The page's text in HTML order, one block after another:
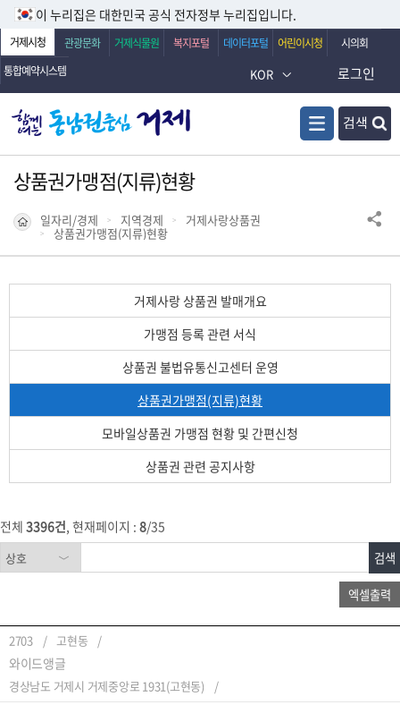
이 누리집은 대한민국 공식 전자정부 누리집입니다.
거제시청 관광문화 거제식물원 복지포털 데이터포털 어린이시청
시의회
통합예약시스템
KOR
검색
로그인
상품권가맹점(지류)현황
일자리/경제 지역경제 거제사랑상품권
상품권가맹점(지류)현황
거제사랑 상품권 발매개요
가맹점 등록 관련 서식
상품권 불법유통신고센터 운영
상품권가맹점(지류)현황
모바일상품권 가맹점 현황 및 간편신청
상품권 관련 공지사항
전체 3396건, 현재페이지 : 8/35
2703 고현동
와이드앵글
경상남도 거제시 거제중앙로 1931(고현동)